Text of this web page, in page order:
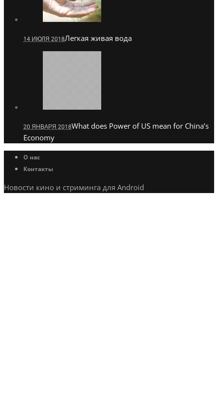
14 ИЮЛЯ 2018Легкая живая вода
20 ЯНВАРЯ 2018What does Power of US mean for China’s
Economy
О нас
Контакты
Новости кино и стриминга для Android